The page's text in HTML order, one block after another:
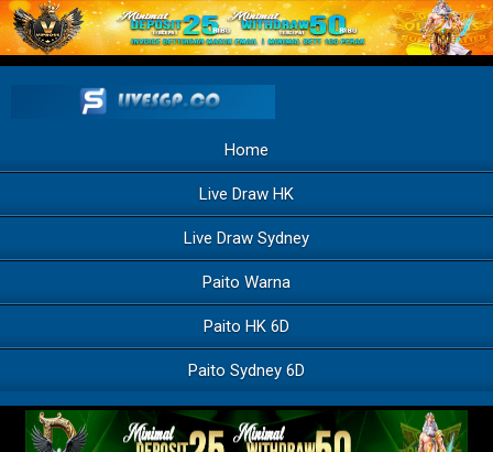
Home
Live Draw HK
Live Draw Sydney
Paito Warna
Paito HK 6D
Paito Sydney 6D